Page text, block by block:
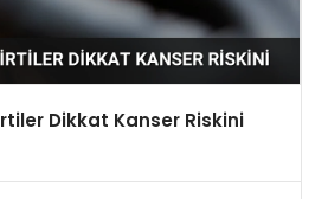
Dikkat Kanser Riskini